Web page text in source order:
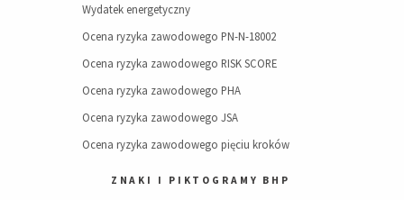
Wydatek energetyczny
Ocena ryzyka zawodowego PN-N-18002
Ocena ryzyka zawodowego RISK SCORE
Ocena ryzyka zawodowego PHA
Ocena ryzyka zawodowego JSA
Ocena ryzyka zawodowego pięciu kroków
ZNAKI I PIKTOGRAMY BHP